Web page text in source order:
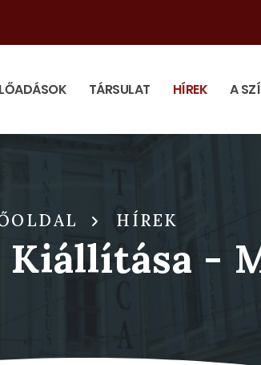
TÁRSULAT HÍREK A
HÍREK
Kiállítása -